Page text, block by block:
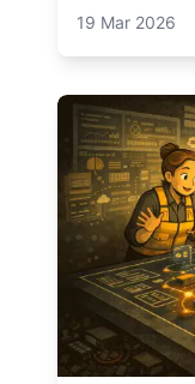
το έργο
19 Mar 2026